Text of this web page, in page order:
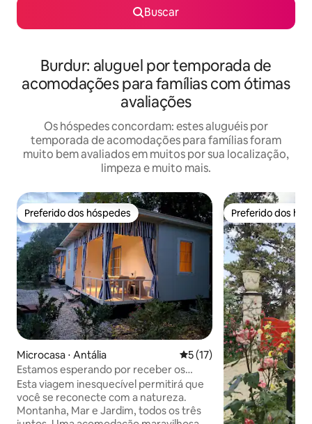
Buscar
Burdur: aluguel por temporada de
acomodações para famílias com ótimas
avaliações
Os hóspedes concordam: estes aluguéis por
temporada de acomodações para famílias foram
muito bem avaliados em muitos por sua localização,
limpeza e muito mais.
Preferido dos hóspedes
Preferido dos hóspedes
Microcasa ⋅ Antália 5 de uma avaliação média
5 (17)
Estamos esperando por receber os
amantes da natureza
Esta viagem inesquecível permitirá que
você se reconecte com a natureza.
Montanha, Mar e Jardim, todos os três
Preferido dos
Preferido dos